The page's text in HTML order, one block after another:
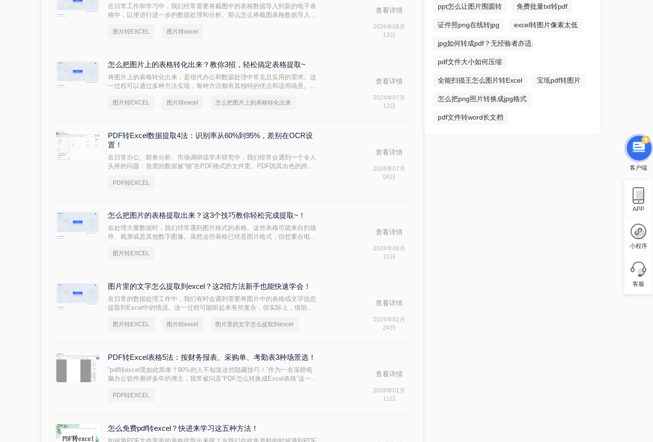
在日常工作和学习中，我们经常需要将截图中的表格数据导入到新的电子表
格中，以便进行进一步的数据处理和分析。那么怎么将截图表格数据导入新
图片转EXCEL 图片转excel
查看详情
2026年06月
13日
怎么把图片上的表格转化出来？教你3招，轻松搞定表格提取~
将图片上的表格转化出来，是现代办公和数据处理中常见且实用的需求。这
一过程可以通过多种方法实现，每种方法都有其独特的优点和适用场景。那
图片转EXCEL 图片转excel 怎么把图片上的表格转化出来
查看详情
2024年07月
12日
PDF转Excel数据提取4法：识别率从60%到95%，差别在OCR设
置！
在日常办公、财务分析、市场调研或学术研究中，我们经常会遇到一个令人
头疼的问题：急需的数据被“锁”在PDF格式的文件里。PDF因其出色的跨平
为了数据再利用的最大障碍。将PDF表格转换为可编辑、可计算的Excel工
PDF转EXCEL
查看详情
2026年07月
04日
怎么把图片的表格提取出来？这3个技巧教你轻松完成提取~！
在处理大量数据时，我们经常遇到图片格式的表格。这些表格可能来自扫描
件、截屏或是其他数字图像。虽然这些表格已经是图片格式，但想要在电子
来呢？本文将介绍几种从图片中提取表格的方法，从基础到高级，帮助您轻
图片转EXCEL
查看详情
2024年06月
11日
图片里的文字怎么提取到excel？这2招方法新手也能快速学会！
在日常的数据处理工作中，我们有时会遇到需要将图片中的表格或文字信息
提取到Excel中的情况。这一过程可能听起来有些复杂，但实际上，借助现
到excel呢？本文将为您介绍几种将图片中的文字高效提取到Excel的方法。
图片转EXCEL 图片转excel 图片里的文字怎么提取到excel
查看详情
2024年02月
24日
PDF转Excel表格5法：按财务报表、采购单、考勤表3种场景选！
“pdf转excel竟如此简单？90%的人不知道这些隐藏技巧！”作为一名深耕电
脑办公软件测评多年的博主，我常被问及“PDF怎么转换成Excel表格”这一高
信息提取瓶颈。
PDF转EXCEL
查看详情
2026年01月
11日
怎么免费pdf转excel？快进来学习这五种方法！
ppt怎么让图片围圆转 免费批量txt转pdf
证件照png在线转jpg excel转图片像素太低
jpg如何转成pdf？无经验者亦适用
pdf文件大小如何压缩
全能扫描王怎么图片转Excel 宝坻pdf转图片
怎么把png照片转换成jpg格式
pdf文件转word长文档
客户端
APP
小程序
客服